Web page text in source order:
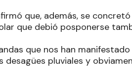
que, además, se concretó
que debió posponerse
que nos han manifestado
desagües pluviales y